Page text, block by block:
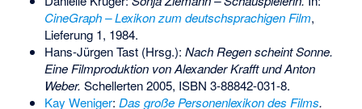
CineGraph – Lexikon zum deutschsprachigen Film,
Lieferung 1, 1984.
Hans-Jürgen Tast (Hrsg.): Nach Regen scheint Sonne.
Eine Filmproduktion von Alexander Krafft und Anton
Weber. Schellerten 2005, ISBN 3-88842-031-8.
Kay Weniger: Das große Personenlexikon des Films.